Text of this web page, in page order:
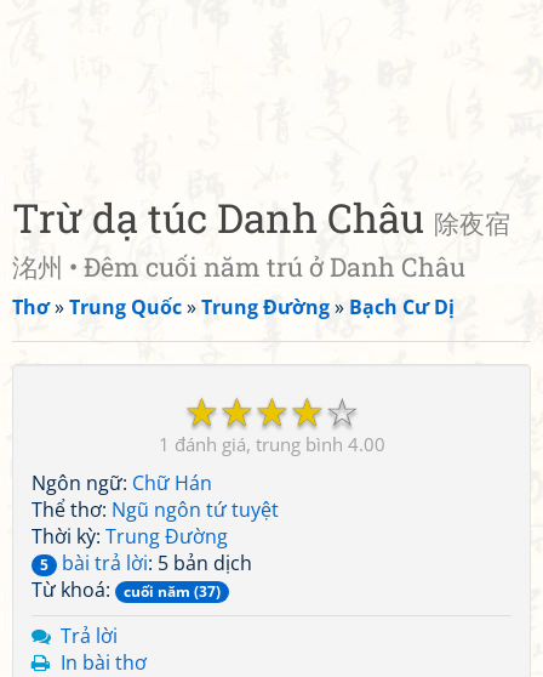
Trừ dạ túc Danh Châu 除夜宿
洺州 • Đêm cuối năm trú ở Danh Châu
Thơ»Trung Quốc»Trung Đường» Bạch Cư Dị
☆
☆
☆
☆
☆
1 4.00
Ngôn ngữ: Chữ Hán
Thể thơ: Ngũ ngôn tứ tuyệt
Thời kỳ: Trung Đường
5 bài trả lời: 5 bản dịch
Từ khoá:
cuối năm (37)
Trả lời
In bài thơ